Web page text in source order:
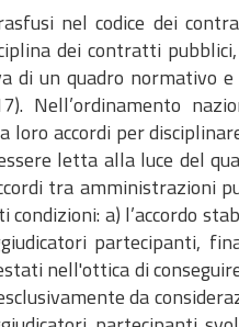
nel codice dei
dei contratti
di un quadro normativo
Nell’ordinamento
loro accordi per
letta alla luce del
tra amministrazioni
a) l’accordo
partecipanti,
nell'ottica di
da